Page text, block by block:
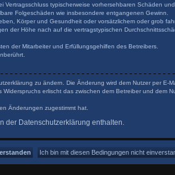
typischerweise vorhersehbaren Schäden
Folgeschäden wie insbesondere entgangenen Gewinn.
Körper und Gesundheit oder vorsätzlichem oder grob
der Höhe nach auf die vertragstypischen
der Mitarbeiter und Erfüllungsgehilfen des Betreibers.
zu ändern. Die Änderung wird dem Nutzer per E-
erlischt das zwischen dem Betreiber und dem
Änderungen zugestimmt hat.
der Datenschutzerklärung enthalten.